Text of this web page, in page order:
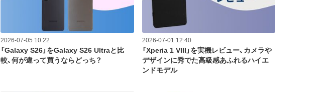
2026-07-05 10:22
「Galaxy S26」をGalaxy S26 Ultraと比
較、何が違って買うならどっち？
2026-07-01 12:40
「Xperia 1 VIII」を実機レビュー、カメラや
デザインに秀でた高級感あふれるハイエ
ンドモデル